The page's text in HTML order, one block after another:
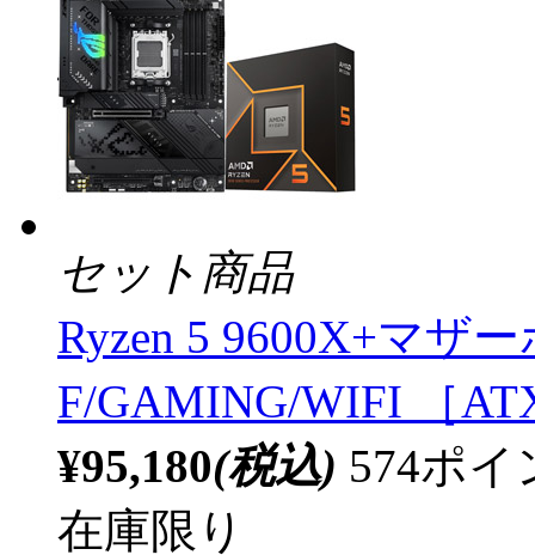
セット商品
Ryzen 5 9600X+マザ
F/GAMING/WIFI ［
¥95,180(税込) 574ポ
在庫限り